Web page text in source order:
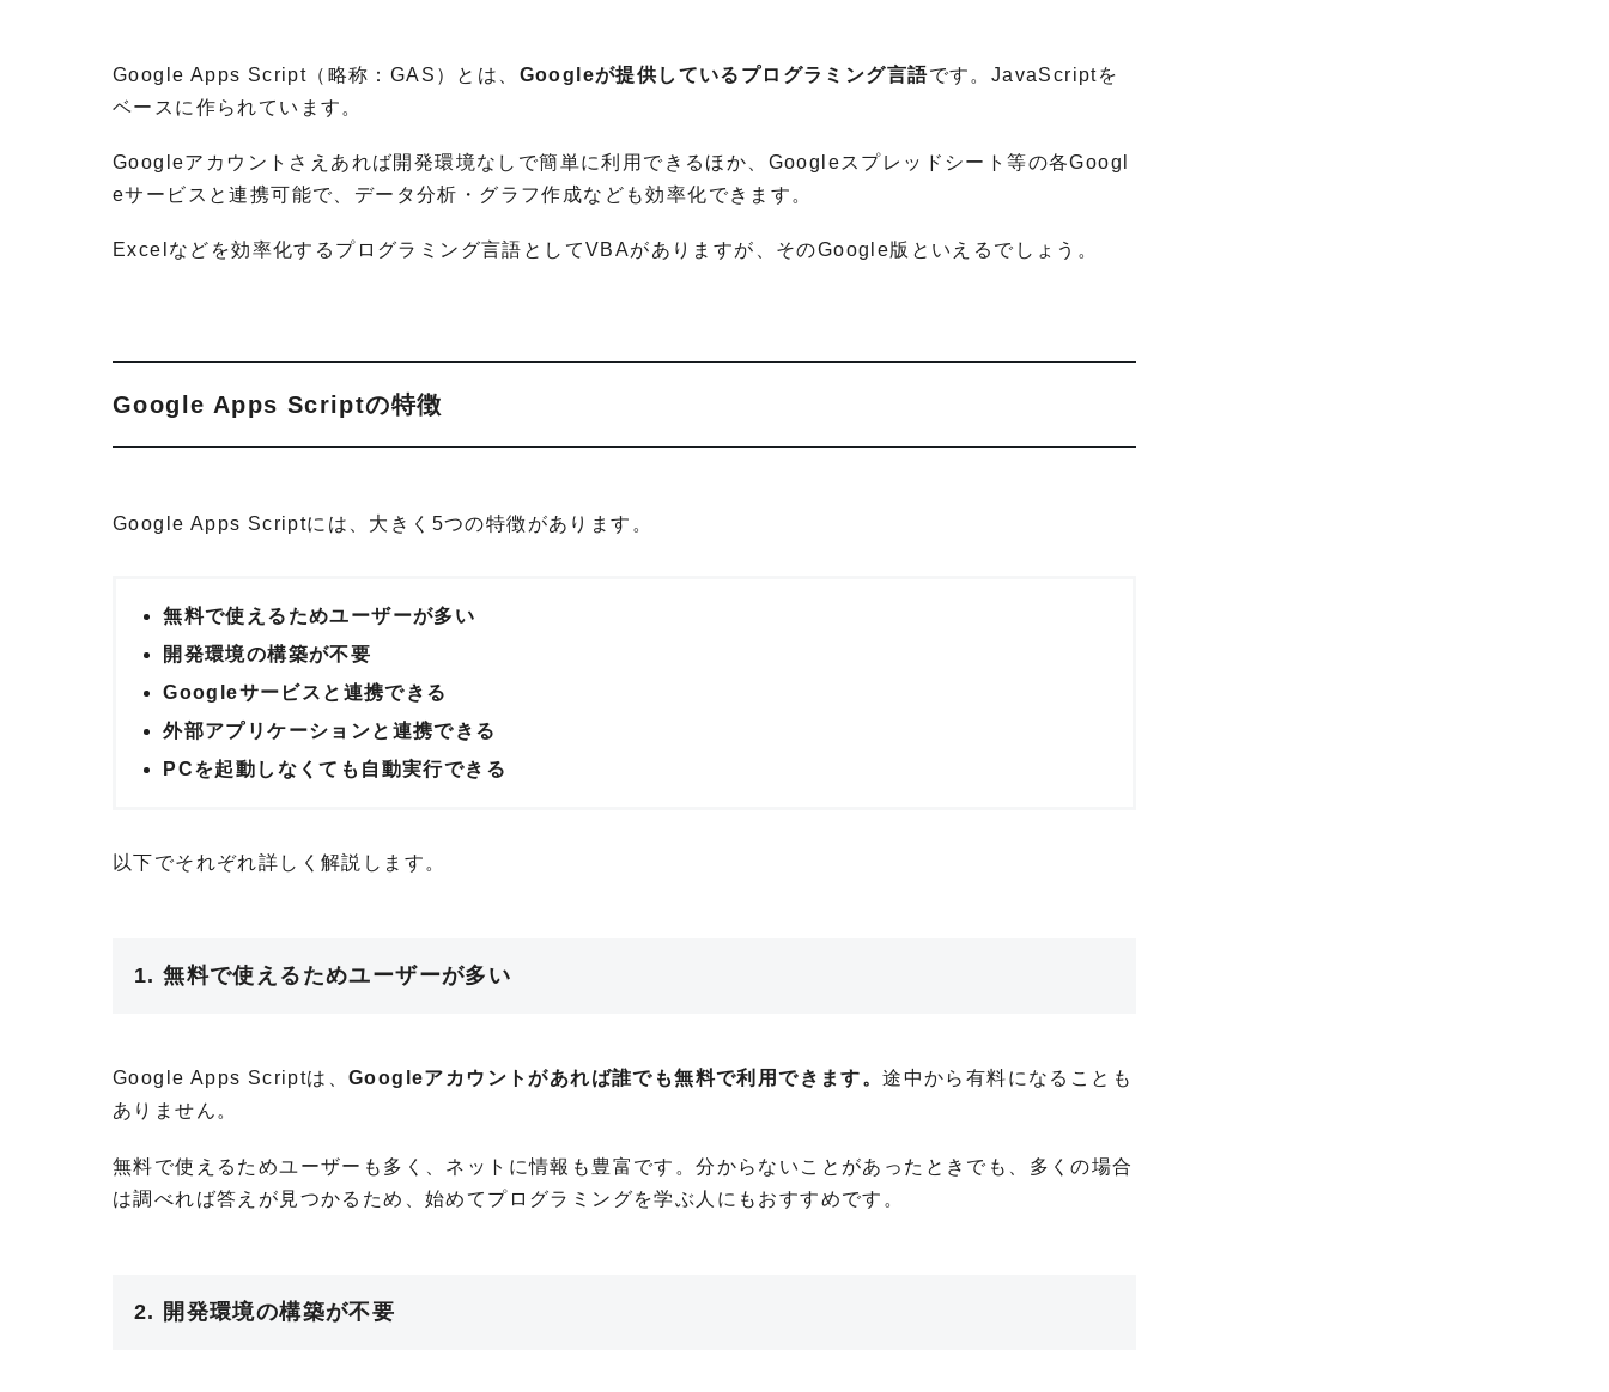
Google Apps Script（略称：GAS）とは、 Googleが提供しているプログラミング言語です。JavaScriptを
ベースに作られています。
Googleアカウントさえあれば開発環境なしで簡単に利用できるほか、Googleスプレッドシート等の各Googl
eサービスと連携可能で、データ分析・グラフ作成なども効率化できます。
Excelなどを効率化するプログラミング言語としてVBAがありますが、そのGoogle版といえるでしょう。
Google Apps Scriptの特徴
Google Apps Scriptには、大きく5つの特徴があります。
無料で使えるためユーザーが多い
開発環境の構築が不要
Googleサービスと連携できる
外部アプリケーションと連携できる
PCを起動しなくても自動実行できる
以下でそれぞれ詳しく解説します。
1. 無料で使えるためユーザーが多い
Google Apps Scriptは、Googleアカウントがあれば誰でも無料で利用できます。途中から有料になることも
ありません。
無料で使えるためユーザーも多く、ネットに情報も豊富です。分からないことがあったときでも、多くの場合
は調べれば答えが見つかるため、始めてプログラミングを学ぶ人にもおすすめです。
2. 開発環境の構築が不要